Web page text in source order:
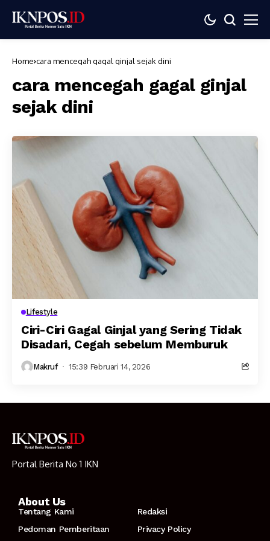
Home cara mencegah gagal ginjal sejak dini
cara mencegah gagal ginjal
sejak dini
Lifestyle
Ciri-Ciri Gagal Ginjal yang Sering Tidak
Disadari, Cegah sebelum Memburuk
Makruf 15:39 Februari 14, 2026
Portal Berita No 1 IKN
About Us
Tentang Kami
Redaksi
Pedoman Pemberitaan
Privacy Policy